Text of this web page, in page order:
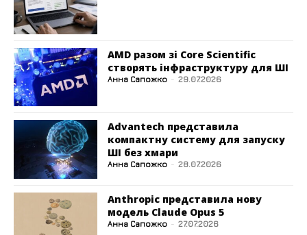
AMD разом зі Core Scientific
створять інфраструктуру для ШІ
Анна Сапожко - 29.07.2026
Advantech представила
компактну систему для запуску
ШІ без хмари
Анна Сапожко - 28.07.2026
Anthropic представила нову
модель Claude Opus 5
Анна Сапожко - 27.07.2026